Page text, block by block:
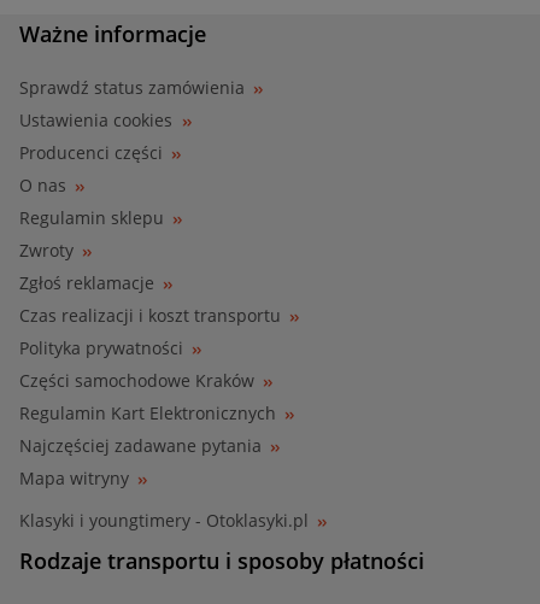
Ważne informacje
Sprawdź status zamówienia
Ustawienia cookies
Producenci części
O nas
Regulamin sklepu
Zwroty
Zgłoś reklamacje
Czas realizacji i koszt transportu
Polityka prywatności
Części samochodowe Kraków
Regulamin Kart Elektronicznych
Najczęściej zadawane pytania
Mapa witryny
Klasyki i youngtimery - Otoklasyki.pl
Rodzaje transportu i sposoby płatności